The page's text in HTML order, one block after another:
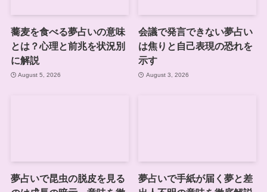
蕎麦を食べる夢占いの意味
とは？心理と前兆を状況別
に解説
August 5, 2026
会議で発言できない夢占い
は焦りと自己表現の恐れを
示す
August 3, 2026
夢占いで昆虫の脱皮を見る
夢占いで手紙が届く夢と差